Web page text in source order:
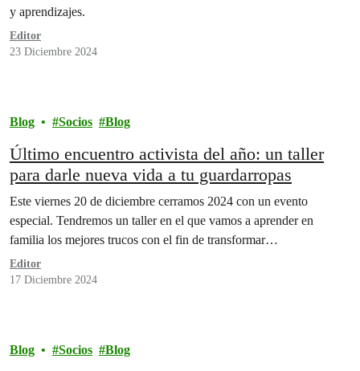
y aprendizajes.
Editor
23 Diciembre 2024
Blog Socios Blog
Último encuentro activista del año: un taller
para darle nueva vida a tu guardarropas
Este viernes 20 de diciembre cerramos 2024 con un evento
especial. Tendremos un taller en el que vamos a aprender en
familia los mejores trucos con el fin de transformar…
Editor
17 Diciembre 2024
Blog Socios Blog